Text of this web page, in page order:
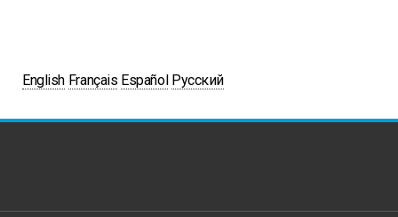
English Français Español Русский